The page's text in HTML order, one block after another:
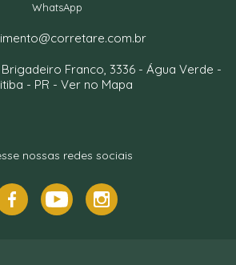
WhatsApp
Brigadeiro Franco, 3336 - Água Verde -
- PR - Ver no Mapa
nossas redes sociais